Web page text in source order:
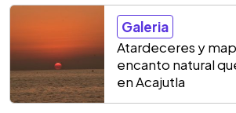
Galeria
Atardeceres y
encanto natural
en Acajutla